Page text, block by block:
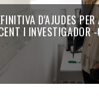
D'AJUDES PER
I INVESTIGADOR